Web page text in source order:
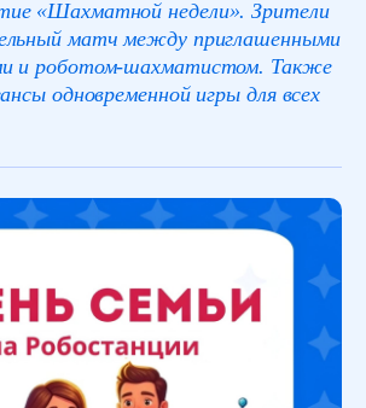
«Шахматной недели». Зрители
матч между приглашенными
и роботом-шахматистом. Также
одновременной игры для всех